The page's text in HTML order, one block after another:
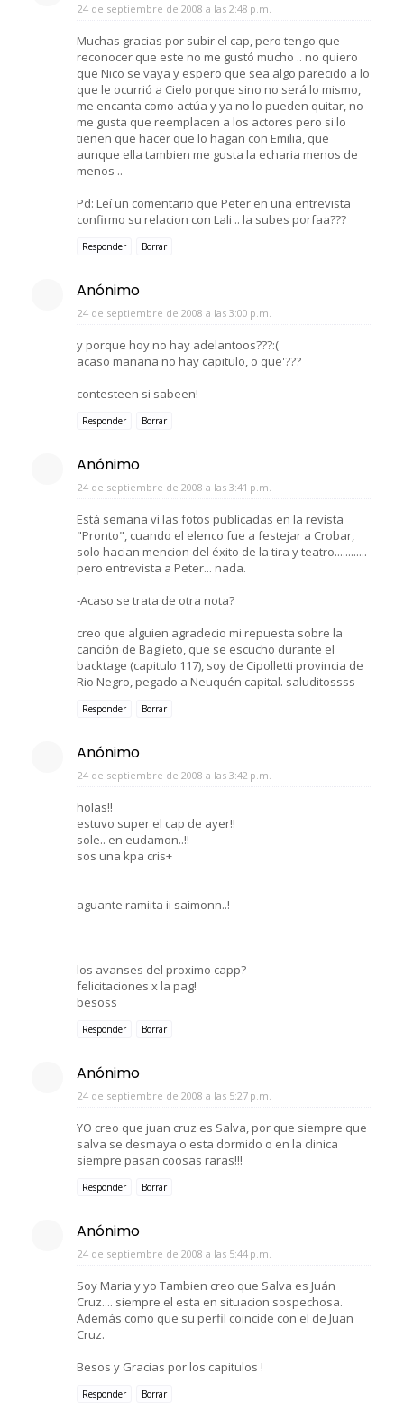
24 de septiembre de 2008 a las 2:48 p.m.
Muchas gracias por subir el cap, pero tengo que
reconocer que este no me gustó mucho .. no quiero
que Nico se vaya y espero que sea algo parecido a lo
que le ocurrió a Cielo porque sino no será lo mismo,
me encanta como actúa y ya no lo pueden quitar, no
me gusta que reemplacen a los actores pero si lo
tienen que hacer que lo hagan con Emilia, que
aunque ella tambien me gusta la echaria menos de
menos ..
Pd: Leí un comentario que Peter en una entrevista
confirmo su relacion con Lali .. la subes porfaa???
Responder Borrar
Anónimo
24 de septiembre de 2008 a las 3:00 p.m.
y porque hoy no hay adelantoos???:(
acaso mañana no hay capitulo, o que'???
contesteen si sabeen!
Responder Borrar
Anónimo
24 de septiembre de 2008 a las 3:41 p.m.
Está semana vi las fotos publicadas en la revista
"Pronto", cuando el elenco fue a festejar a Crobar,
solo hacian mencion del éxito de la tira y teatro............
pero entrevista a Peter... nada.
-Acaso se trata de otra nota?
creo que alguien agradecio mi repuesta sobre la
canción de Baglieto, que se escucho durante el
backtage (capitulo 117), soy de Cipolletti provincia de
Rio Negro, pegado a Neuquén capital. saluditossss
Responder Borrar
Anónimo
24 de septiembre de 2008 a las 3:42 p.m.
holas!!
estuvo super el cap de ayer!!
sole.. en eudamon..!!
sos una kpa cris+
aguante ramiita ii saimonn..!
los avanses del proximo capp?
felicitaciones x la pag!
besoss
Responder Borrar
Anónimo
24 de septiembre de 2008 a las 5:27 p.m.
YO creo que juan cruz es Salva, por que siempre que
salva se desmaya o esta dormido o en la clinica
siempre pasan coosas raras!!!
Responder Borrar
Anónimo
24 de septiembre de 2008 a las 5:44 p.m.
Soy Maria y yo Tambien creo que Salva es Juán
Cruz.... siempre el esta en situacion sospechosa.
Además como que su perfil coincide con el de Juan
Cruz.
Besos y Gracias por los capitulos !
Responder Borrar